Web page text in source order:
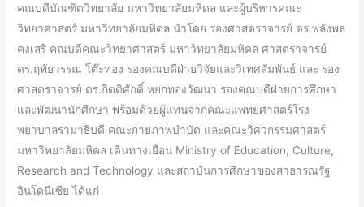
คณบดีบัณฑิตวิทยาลัย มหาวิทยาลัยมหิดล และผู้บริหารคณะ
วิทยาศาสตร์ มหาวิทยาลัยมหิดล นำโดย รองศาสตราจารย์ ดร.พลังพล
คงเสรี คณบดีคณะวิทยาศาสตร์ มหาวิทยาลัยมหิดล ศาสตราจารย์
ดร.ฤทัยวรรณ โต๊ะทอง รองคณบดีฝ่ายวิจัยและวิเทศสัมพันธ์ และ รอง
ศาสตราจารย์ ดร.กิตติศักดิ์ หยกทองวัฒนา รองคณบดีฝ่ายการศึกษา
และพัฒนานักศึกษา พร้อมด้วยผู้แทนจากคณะแพทยศาสตร์โรง
พยาบาลรามาธิบดี คณะกายภาพบำบัด และคณะวิศวกรรมศาสตร์
มหาวิทยาลัยมหิดล เดินทางเยือน Ministry of Education, Culture,
Research and Technology และสถาบันการศึกษาของสาธารณรัฐ
อินโดนีเซีย ได้แก่
หารือ
ความ
ร่วม
มือ
ด้าน
วิชาการ
และ
การ
วิจัย